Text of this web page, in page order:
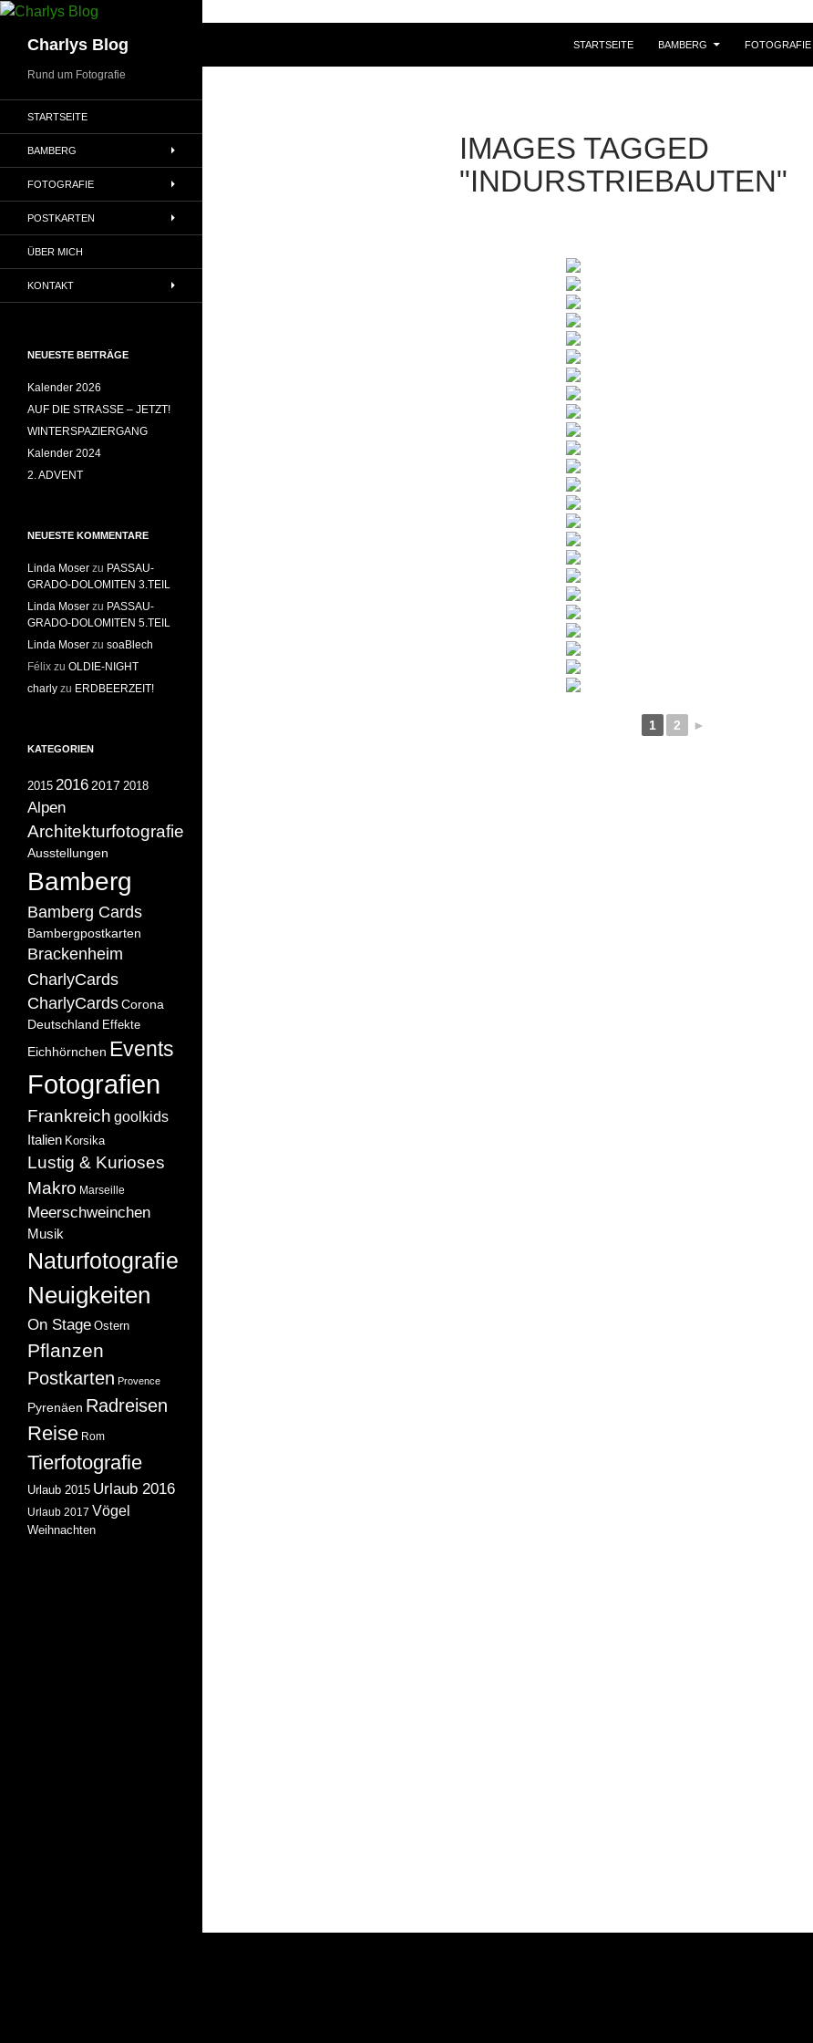
Zum
springenCharlys Blog STARTSEITE BAMBERG FOTOGRAFIE
IMAGES TAGGED
"INDURSTRIEBAUTEN"
1 2 ►
Rund um Fotografie
STARTSEITE
BAMBERG
FOTOGRAFIE
POSTKARTEN
ÜBER MICH
KONTAKT
NEUESTE BEITRÄGE
Kalender 2026
AUF DIE STRASSE – JETZT!
WINTERSPAZIERGANG
Kalender 2024
2. ADVENT
NEUESTE KOMMENTARE
Linda Moser zu PASSAU-
GRADO-DOLOMITEN 3.TEIL
Linda Moser zu PASSAU-
GRADO-DOLOMITEN 5.TEIL
Linda Moser zu soaBlech
Félix zu OLDIE-NIGHT
charly zu ERDBEERZEIT!
KATEGORIEN
2015 2016 2017 2018
Alpen
Architekturfotografie
Ausstellungen
Bamberg
Bamberg Cards
Bambergpostkarten
Brackenheim
CharlyCards
CharlyCardsCorona
Deutschland Effekte
Eichhörnchen Events
Fotografien
Frankreich goolkids
Italien Korsika
Lustig & Kurioses
Makro Marseille
Meerschweinchen
Musik
Naturfotografie
Neuigkeiten
On Stage Ostern
Pflanzen
Postkarten Provence
Pyrenäen Radreisen
Reise Rom
Tierfotografie
Urlaub 2015 Urlaub 2016
Urlaub 2017 Vögel
Weihnachten